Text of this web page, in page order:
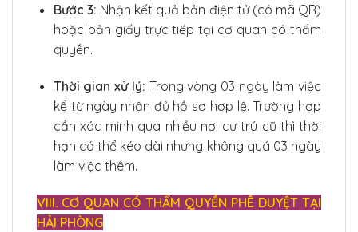
Bước 3: Nhận kết quả bản điện tử (có mã QR)
hoặc bản giấy trực tiếp tại cơ quan có thẩm
quyền.
Thời gian xử lý: Trong vòng 03 ngày làm việc
kể từ ngày nhận đủ hồ sơ hợp lệ. Trường hợp
cần xác minh qua nhiều nơi cư trú cũ thì thời
hạn có thể kéo dài nhưng không quá 03 ngày
làm việc thêm.
VIII. CƠ QUAN CÓ THẨM QUYỀN PHÊ DUYỆT TẠI
HẢI PHÒNG